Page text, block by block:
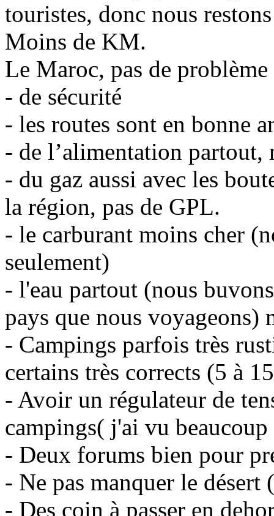
touristes, donc nous
Moins de KM.
Le Maroc, pas de problème
- de sécurité
- les routes sont en bonne
- de l’alimentation
- du gaz aussi avec les
la région, pas de GPL.
- le carburant moins cher
seulement)
- l'eau partout (nous
pays que nous
- Campings parfois très
certains très corrects (5 à
- Avoir un régulateur de
campings( j'ai vu
- Deux forums bien pour
- Ne pas manquer le désert
- Des coin à passer en